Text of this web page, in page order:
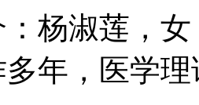
杨淑莲，
年，医学理